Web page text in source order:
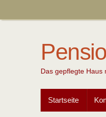
Das gepflegte Haus
Inhalt
springen
Startseite